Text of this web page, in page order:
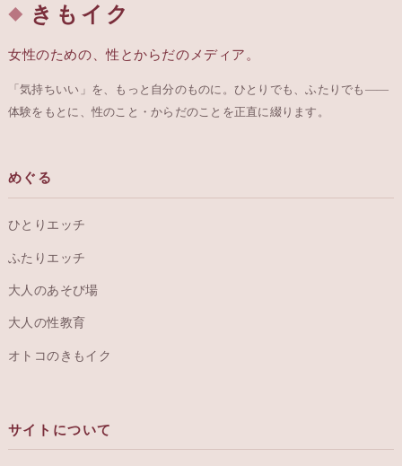
きもイク
女性のための、性とからだのメディア。
「気持ちいい」を、もっと自分のものに。ひとりでも、ふたりでも——
体験をもとに、性のこと・からだのことを正直に綴ります。
めぐる
ひとりエッチ
ふたりエッチ
大人のあそび場
大人の性教育
オトコのきもイク
サイトについて